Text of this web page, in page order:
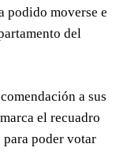
podido moverse e
del
a sus
el recuadro
poder votar